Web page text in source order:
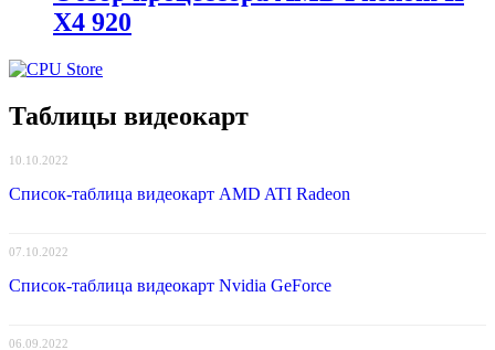
X4 920
Таблицы видеокарт
10.10.2022
Список-таблица видеокарт AMD ATI Radeon
07.10.2022
Список-таблица видеокарт Nvidia GeForce
06.09.2022